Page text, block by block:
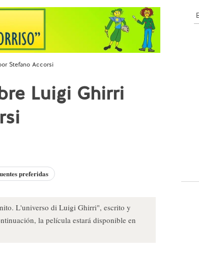
Stefano Accorsi
Luigi Ghirri
preferidas
L'universo di Luigi Ghirri", escrito y
la película estará disponible en